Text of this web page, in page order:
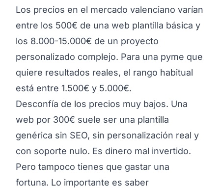
Los precios en el mercado valenciano varían
entre los 500€ de una web plantilla básica y
los 8.000-15.000€ de un proyecto
personalizado complejo. Para una pyme que
quiere resultados reales, el rango habitual
está entre 1.500€ y 5.000€.
Desconfía de los precios muy bajos. Una
web por 300€ suele ser una plantilla
genérica sin SEO, sin personalización real y
con soporte nulo. Es dinero mal invertido.
Pero tampoco tienes que gastar una
fortuna. Lo importante es saber